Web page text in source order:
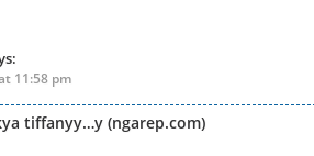
11:58 pm
tiffanyy…y (ngarep.com)